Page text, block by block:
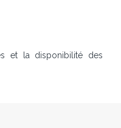
et la disponibilité des